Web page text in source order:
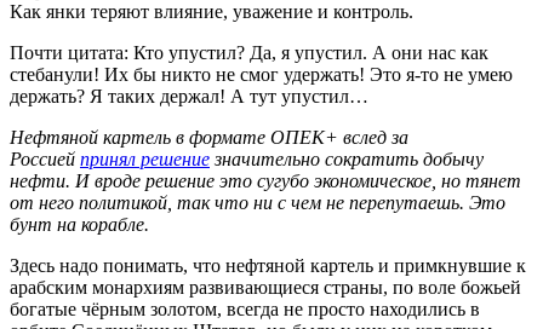
Как янки теряют влияние, уважение и контроль.
Почти цитата: Кто упустил? Да, я упустил. А они нас как
стебанули! Их бы никто не смог удержать! Это я-то не умею
держать? Я таких держал! А тут упустил…
Нефтяной картель в формате ОПЕК+ вслед за
Россией принял решениезначительно сократить добычу
нефти. И вроде решение это сугубо экономическое, но тянет
от него политикой, так что ни с чем не перепутаешь. Это
бунт на корабле.
Здесь надо понимать, что нефтяной картель и примкнувшие к
арабским монархиям развивающиеся страны, по воле божьей
богатые чёрным золотом, всегда не просто находились в